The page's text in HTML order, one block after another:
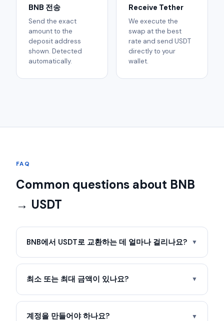
BNB 전송
Send the exact
amount to the
deposit address
shown. Detected
automatically.
Receive Tether
We execute the
swap at the best
rate and send USDT
directly to your
wallet.
FAQ
Common questions about BNB
→ USDT
BNB에서 USDT로 교환하는 데 얼마나 걸리나요? ▼
최소 또는 최대 금액이 있나요? ▼
계정을 만들어야 하나요? ▼